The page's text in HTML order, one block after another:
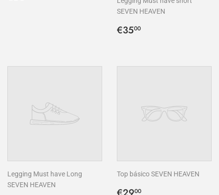
SEVEN HEAVEN
Precio
€3500
Legging Must have Long
SEVEN HEAVEN
Top básico SEVEN HEAVEN
00